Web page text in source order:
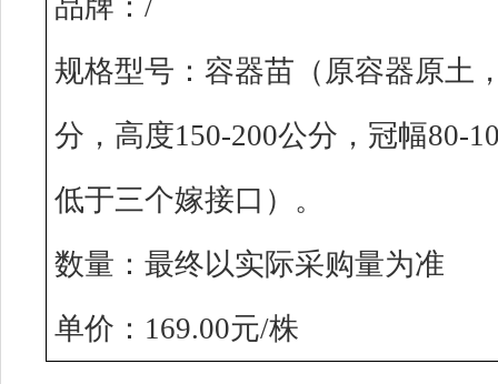
品牌：/
规格型号：容器苗（原容器原土
分，高度150-200公分，冠幅80-
低于三个嫁接口）。
数量 ：最终以实际采购量为准
单价 ： 169.00元/株